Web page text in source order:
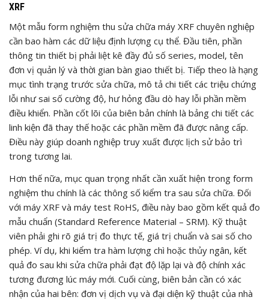
XRF
Một mẫu form nghiệm thu sửa chữa máy XRF chuyên nghiệp
cần bao hàm các dữ liệu định lượng cụ thể. Đầu tiên, phần
thông tin thiết bị phải liệt kê đầy đủ số series, model, tên
đơn vị quản lý và thời gian bàn giao thiết bị. Tiếp theo là hạng
mục tình trạng trước sửa chữa, mô tả chi tiết các triệu chứng
lỗi như sai số cường độ, hư hỏng đầu dò hay lỗi phần mềm
điều khiển. Phần cốt lõi của biên bản chính là bảng chi tiết các
linh kiện đã thay thế hoặc các phần mềm đã được nâng cấp.
Điều này giúp doanh nghiệp truy xuất được lịch sử bảo trì
trong tương lai.
Hơn thế nữa, mục quan trọng nhất cần xuất hiện trong form
nghiệm thu chính là các thông số kiểm tra sau sửa chữa. Đối
với máy XRF và máy test RoHS, điều này bao gồm kết quả đo
mẫu chuẩn (Standard Reference Material – SRM). Kỹ thuật
viên phải ghi rõ giá trị đo thực tế, giá trị chuẩn và sai số cho
phép. Ví dụ, khi kiểm tra hàm lượng chì hoặc thủy ngân, kết
quả đo sau khi sửa chữa phải đạt độ lặp lại và độ chính xác
tương đương lúc máy mới. Cuối cùng, biên bản cần có xác
nhận của hai bên: đơn vị dịch vụ và đại diện kỹ thuật của nhà